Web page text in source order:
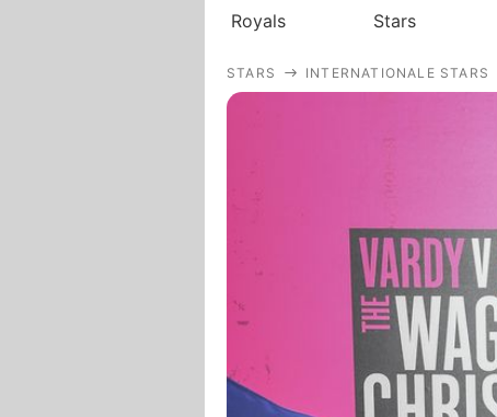
Royals Stars
STARS INTERNATIONALE STARS